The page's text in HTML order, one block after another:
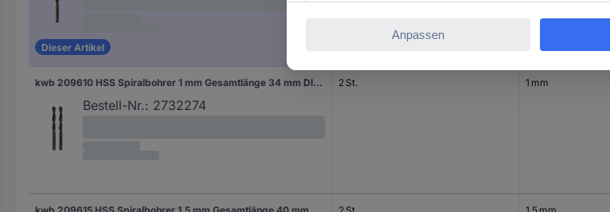
Dieser Artikel
kwb 209610 HSS Spiralbohrer 1 mm Gesamtlänge 34 mm DIN 338 Zylinderschaft 2 St.
Bestell-Nr.: 2732274
2 St. 1 mm